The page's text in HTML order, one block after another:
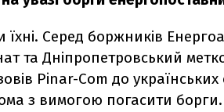
їхні. Серед боржників
та Дніпропетровський
Pinar-Com до
з вимогою погасити борги.